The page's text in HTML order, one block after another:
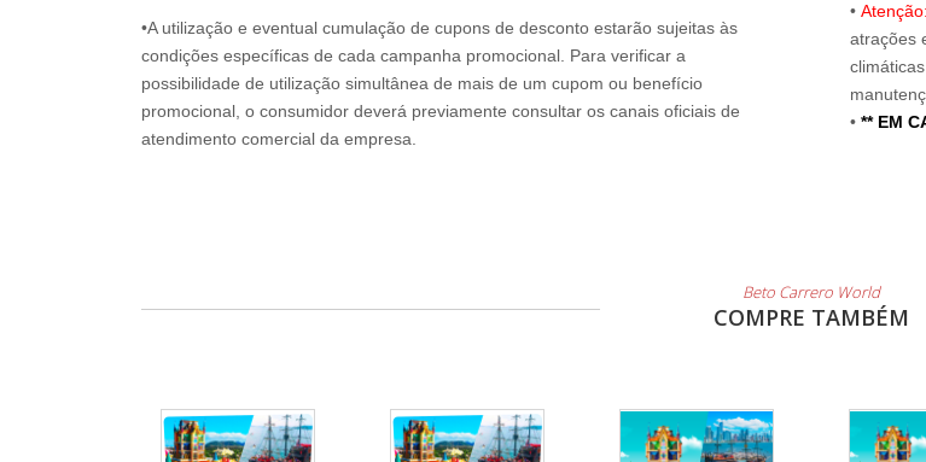
•A utilização e eventual cumulação de cupons de desconto estarão sujeitas às
condições específicas de cada campanha promocional. Para verificar a
possibilidade de utilização simultânea de mais de um cupom ou benefício
promocional, o consumidor deverá previamente consultar os canais oficiais de
atendimento comercial da empresa.
• Atenção:
atrações
• ** EM
Beto Carrero World
COMPRE TAMBÉM